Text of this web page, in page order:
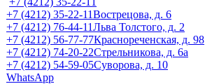
+7 (4212) 35-22-11Вострецова, д. 6
+7 (4212) 76-44-11Льва Толстого, д. 2
+7 (4212) 56-77-77Краснореченская, д. 98
+7 (4212) 74-20-22Стрельникова, д. 6а
+7 (4212) 54-59-05Суворова, д. 10
WhatsApp